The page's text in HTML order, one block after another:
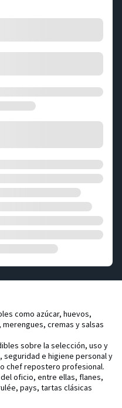
como azúcar, huevos,
cremas y salsas
sobre la selección, uso y
e higiene personal y
chef repostero profesional.
oficio, entre ellas, flanes,
pays, tartas clásicas